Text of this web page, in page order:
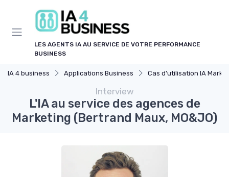
LES AGENTS IA AU SERVICE DE VOTRE PERFORMANCE
BUSINESS
IA 4 business Applications Business Cas d'utilisation IA
Interview
L'IA au service des agences de
Marketing (Bertrand Maux, MO&JO)